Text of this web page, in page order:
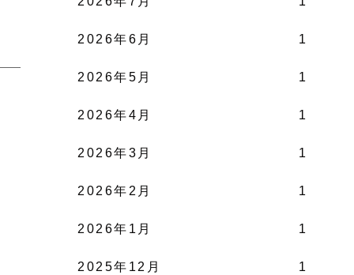
2026年6月 1
2026年5月 1
2026年4月 1
2026年3月 1
2026年2月 1
2026年1月 1
2025年12月 1